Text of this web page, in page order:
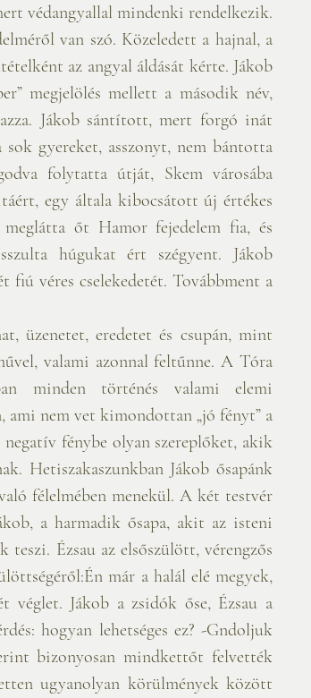
védangyallal mindenki rendelkezik.
van szó. Közeledett a hajnal, a
az angyal áldását kérte. Jákob
megjelölés mellett a második név,
Jákob sántított, mert forgó inát
sok gyereket, asszonyt, nem bántotta
folytatta útját, Skem városába
egy általa kibocsátott új értékes
őt Hamor fejedelem fia, és
húgukat ért szégyent. Jákob
fiú véres cselekedetét. Továbbment a
üzenetet, eredetet és csupán, mint
valami azonnal feltűnne. A Tóra
minden történés valami elemi
ami nem vet kimondottan „jó fényt” a
fénybe olyan szereplőket, akik
Hetiszakaszunkban Jákob ősapánk
félelmében menekül. A két testvér
a harmadik ősapa, akit az isteni
teszi. Ézsau az elsőszülött, vérengzős
már a halál elé megyek,
véglet. Jákob a zsidók őse, Ézsau a
hogyan lehetséges ez? -Gndoljuk
bizonyosan mindkettőt felvették
ugyanolyan körülmények között